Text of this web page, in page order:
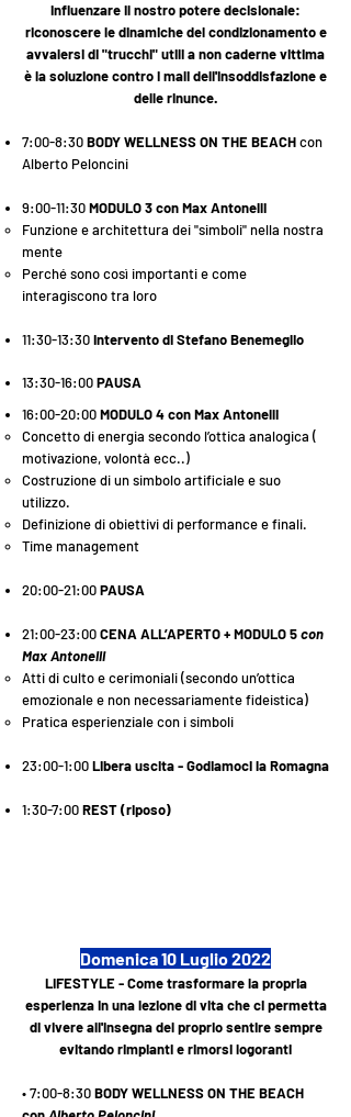
influenzare il nostro potere decisionale:
riconoscere le dinamiche del condizionamento e
avvalersi di "trucchi" utili a non caderne vittima
è la soluzione contro i mali dell'insoddisfazione e
delle rinunce.
7:00-8:30BODY WELLNESS ON THE BEACHcon
Alberto Peloncini
9:00-11:30MODULO 3 con Max Antonelli
​Funzione e architettura dei "simboli" nella nostra
mente
Perché sono così importanti e come
interagiscono tra loro
11:30-13:30Intervento di Stefano Benemeglio
13:30-16:00PAUSA
16:00-20:00MODULO 4 con Max Antonelli
Concetto di energia secondo l’ottica analogica (
motivazione, volontà ecc..)
Costruzione di un simbolo artificiale e suo
utilizzo.​
Definizione di obiettivi di performance e finali.
Time management
20:00-21:00PAUSA
21:00-23:00CENA ALL’APERTO + MODULO 5con
Max Antonelli
​Atti di culto e cerimoniali (secondo un’ottica
emozionale e non necessariamente fideistica)
Pratica esperienziale con i simboli
23:00-1:00Libera uscita - Godiamoci la Romagna
1:30-7:00REST (riposo)
Domenica 10 Luglio 2022
LIFESTYLE - Come trasformare la propria
esperienza in una lezione di vita che ci permetta
di vivere all'insegna del proprio sentire sempre
evitando rimpianti e rimorsi logoranti
• 7:00-8:30BODY WELLNESS ON THE BEACH